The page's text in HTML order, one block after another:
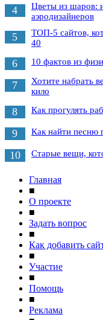
4
Цветы из шаров:
аэродизайнеров
5
ТОП-5 сайтов,
40
6 10 фактов из
7
Хотите набрать
кило
8 Как прогулять
9 Как найти песню
10 Старые вещи,
Главная
■
О проекте
■
Задать вопрос
■
Как добавить
■
Участие
■
Помощь
■
Реклама